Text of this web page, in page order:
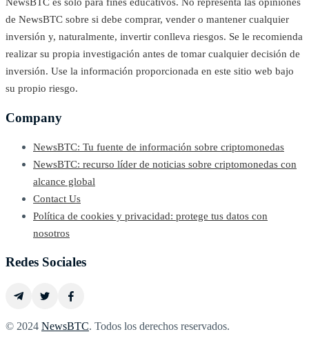
NewsBTC es solo para fines educativos. No representa las opiniones
de NewsBTC sobre si debe comprar, vender o mantener cualquier
inversión y, naturalmente, invertir conlleva riesgos. Se le recomienda
realizar su propia investigación antes de tomar cualquier decisión de
inversión. Use la información proporcionada en este sitio web bajo
su propio riesgo.
Company
NewsBTC: Tu fuente de información sobre criptomonedas
NewsBTC: recurso líder de noticias sobre criptomonedas con
alcance global
Contact Us
Política de cookies y privacidad: protege tus datos con
nosotros
Redes Sociales
© 2024 NewsBTC. Todos los derechos reservados.